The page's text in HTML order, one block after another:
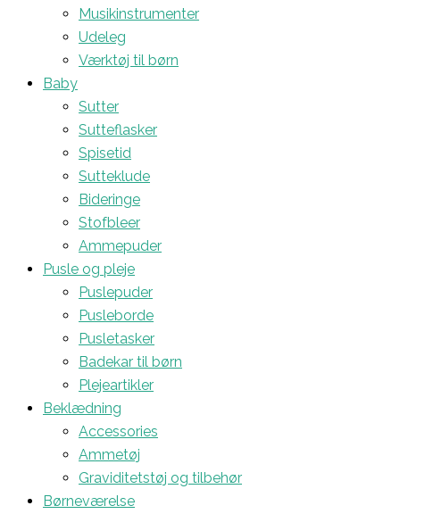
Musikinstrumenter
Udeleg
Værktøj til børn
Baby
Sutter
Sutteflasker
Spisetid
Sutteklude
Bideringe
Stofbleer
Ammepuder
Pusle og pleje
Puslepuder
Pusleborde
Pusletasker
Badekar til børn
Plejeartikler
Beklædning
Accessories
Ammetøj
Graviditetstøj og tilbehør
Børneværelse